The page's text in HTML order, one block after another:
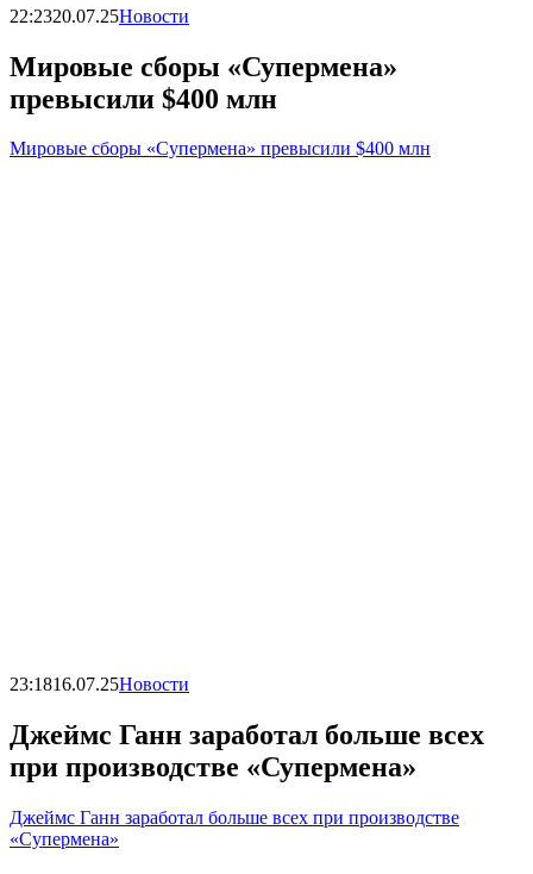
22:2320.07.25Новости
Мировые сборы «Супермена»
превысили $400 млн
Мировые сборы «Супермена» превысили $400 млн
23:1816.07.25Новости
Джеймс Ганн заработал больше всех
при производстве «Супермена»
Джеймс Ганн заработал больше всех при производстве
«Супермена»